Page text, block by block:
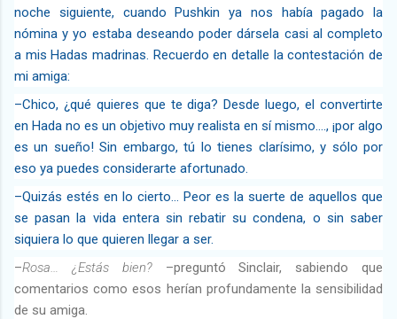
noche siguiente, cuando Pushkin ya nos había pagado la
nómina y yo estaba deseando poder dársela casi al completo
a mis Hadas madrinas. Recuerdo en detalle la contestación de
mi amiga:
–Chico, ¿qué quieres que te diga? Desde luego, el convertirte
en Hada no es un objetivo muy realista en sí mismo...., ¡por algo
es un sueño! Sin embargo, tú lo tienes clarísimo, y sólo por
eso ya puedes considerarte afortunado.
–Quizás estés en lo cierto... Peor es la suerte de aquellos que
se pasan la vida entera sin rebatir su condena, o sin saber
siquiera lo que quieren llegar a ser.
–Rosa… ¿Estás bien?–preguntó Sinclair, sabiendo que
comentarios como esos herían profundamente la sensibilidad
de su amiga.